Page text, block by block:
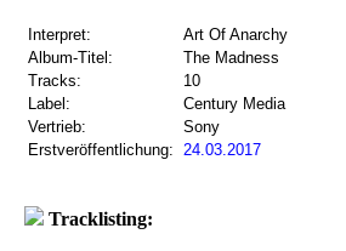
Interpret:
Art Of Anarchy
Album-Titel:
The Madness
Tracks:
10
Label:
Century Media
Vertrieb:
Sony
Erstveröffentlichung: 24.03.2017
Tracklisting: